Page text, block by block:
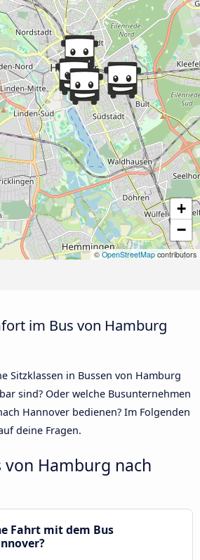
+
−
©OpenStreetMap contributors
im Bus von Hamburg
Sitzklassen in Bussen von Hamburg
sind? Oder welche Busunternehmen
Hannover bedienen? Im Folgenden
deine Fragen.
von Hamburg nach
Fahrt mit dem Bus